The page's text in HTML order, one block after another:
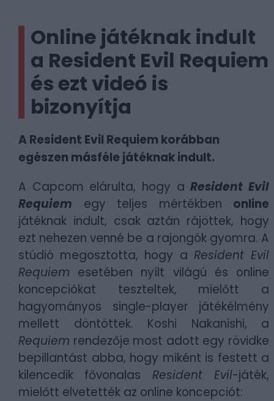
Online játéknak indult
a Resident Evil Requiem
és ezt videó is
bizonyítja
A Resident Evil Requiem korábban
egészen másféle játéknak indult.
A Capcom elárulta, hogy aResident Evil
Requiem egy teljes mértékben online
játéknak indult, csak aztán rájöttek, hogy
ezt nehezen venné be a rajongók gyomra. A
stúdió megosztotta, hogy a Resident Evil
Requiem esetében nyílt világú és online
koncepciókat teszteltek, mielőtt a
hagyományos single-player játékélmény
mellett döntöttek. Koshi Nakanishi, a
Requiem rendezője most adott egy rövidke
bepillantást abba, hogy miként is festett a
kilencedik fővonalas Resident Evil-játék,
mielőtt elvetették az online koncepciót: